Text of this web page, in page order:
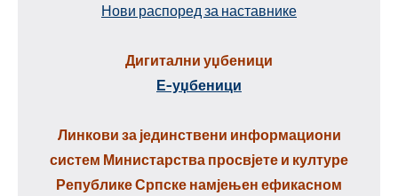
Нови распоред за наставнике
Дигитални уџбеници
Е-уџбеници
Линкови за јединствени информациони
систем Министарства просвјете и културе
Републике Српске намјењен ефикасном